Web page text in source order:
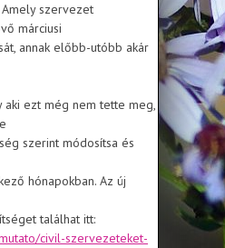
szervezet
márciusi
annak előbb-utóbb akár
aki ezt még nem tette meg,
szerint módosítsa és
hónapokban. Az új
találhat itt:
civil-szervezeteket-